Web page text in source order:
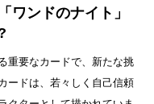
ワンドのナイト」
重要なカードで、新たな挑
ードは、若々しく自己信頼